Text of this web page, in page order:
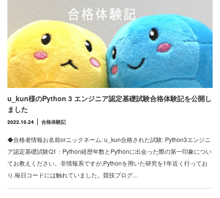
u_kun様のPython 3 エンジニア認定基礎試験合格体験記を公開し
ました
2022.10.24 合格体験記
◆合格者情報お名前orニックネーム: u_kun合格された試験: Python3エンジニ
ア認定基礎試験Q1：Python経歴年数とPythonに出会った際の第一印象につい
てお教えください。非情報系ですが,Pythonを用いた研究を1年近く行ってお
り,毎日コードには触れていました。競技プログ…